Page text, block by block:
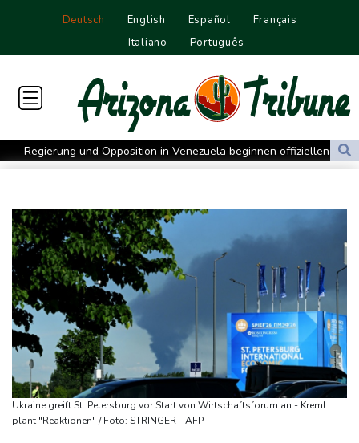
Deutsch English Español
Français
Italiano
Português
Regierung und Opposition in Venezuela beginnen offiziellen
Dialog - ohne Machado
stärker überprüfen
Röwekamp: Innenministerium muss zentral für Drohnenabwehr
zuständig sein
Trump unternimmt neuen Vorstoß im Streit um US-
Staatsbürgerschaft
Erdogan reist zu Dreier-Gipfel mit Pakistan nach Saudi-Arabien
58 Soldaten im Jemen bei Huthi-Angriffen getötet - Regierung
kündigt Vergeltung an
UEFA hält an FIFA-Boykott fest - CAF hält zu Infantino
Jemen: 38 Soldaten bei Huthi-Angriffen getötet - Regierung
Ukraine greift St. Petersburg vor Start von Wirtschaftsforum an - Kreml
plant "Reaktionen" / Foto: STRINGER - AFP